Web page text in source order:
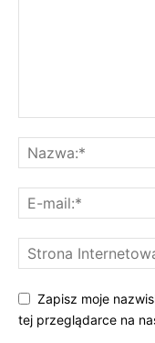
Zapisz moje
tej przeglądarce na